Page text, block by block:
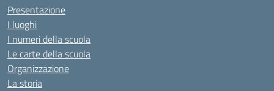
Presentazione
I luoghi
I numeri della scuola
Le carte della scuola
Organizzazione
La storia